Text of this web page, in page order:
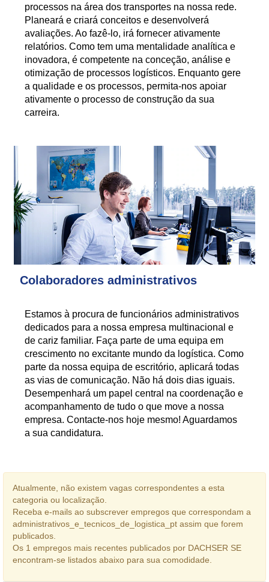
processos na área dos transportes na nossa rede.
Planeará e criará conceitos e desenvolverá
avaliações. Ao fazê-lo, irá fornecer ativamente
relatórios. Como tem uma mentalidade analítica e
inovadora, é competente na conceção, análise e
otimização de processos logísticos. Enquanto gere
a qualidade e os processos, permita-nos apoiar
ativamente o processo de construção da sua
carreira.
Colaboradores administrativos
Estamos à procura de funcionários administrativos
dedicados para a nossa empresa multinacional e
de cariz familiar. Faça parte de uma equipa em
crescimento no excitante mundo da logística. Como
parte da nossa equipa de escritório, aplicará todas
as vias de comunicação. Não há dois dias iguais.
Desempenhará um papel central na coordenação e
acompanhamento de tudo o que move a nossa
empresa. Contacte-nos hoje mesmo! Aguardamos
a sua candidatura.
Atualmente, não existem vagas correspondentes a esta
categoria ou localização.
Receba e-mails ao subscrever empregos que correspondam a
administrativos_e_tecnicos_de_logistica_pt assim que forem
publicados.
Os 1 empregos mais recentes publicados por DACHSER SE
encontram-se listados abaixo para sua comodidade.